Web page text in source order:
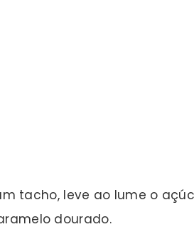
tacho, leve ao lume o
dourado.